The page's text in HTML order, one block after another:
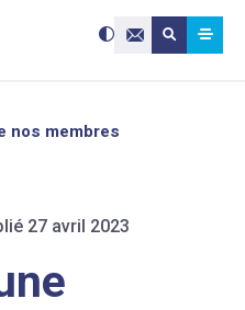
Contactez-
Search site:
Submit
Utilisez
les
flèches
haut
nos membres
27 avril 2023